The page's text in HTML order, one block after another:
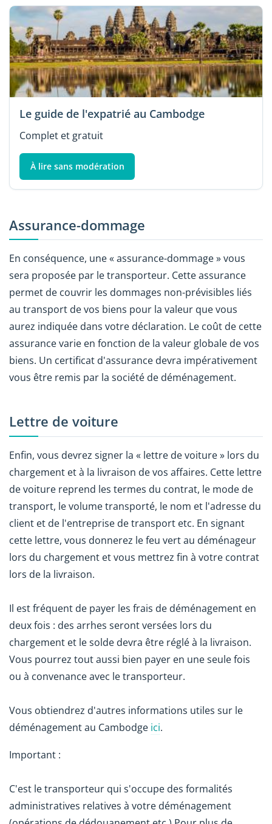
Le guide de l'expatrié au Cambodge
Complet et gratuit
À lire sans modération
Assurance-dommage
En conséquence, une « assurance-dommage » vous
sera proposée par le transporteur. Cette assurance
permet de couvrir les dommages non-prévisibles liés
au transport de vos biens pour la valeur que vous
aurez indiquée dans votre déclaration. Le coût de cette
assurance varie en fonction de la valeur globale de vos
biens. Un certificat d'assurance devra impérativement
vous être remis par la société de déménagement.
Lettre de voiture
Enfin, vous devrez signer la « lettre de voiture » lors du
chargement et à la livraison de vos affaires. Cette lettre
de voiture reprend les termes du contrat, le mode de
transport, le volume transporté, le nom et l'adresse du
client et de l'entreprise de transport etc. En signant
cette lettre, vous donnerez le feu vert au déménageur
lors du chargement et vous mettrez fin à votre contrat
lors de la livraison.
Il est fréquent de payer les frais de déménagement en
deux fois : des arrhes seront versées lors du
chargement et le solde devra être réglé à la livraison.
Vous pourrez tout aussi bien payer en une seule fois
ou à convenance avec le transporteur.
Vous obtiendrez d'autres informations utiles sur le
déménagement au Cambodge ici.
Important :
C'est le transporteur qui s'occupe des formalités
administratives relatives à votre déménagement